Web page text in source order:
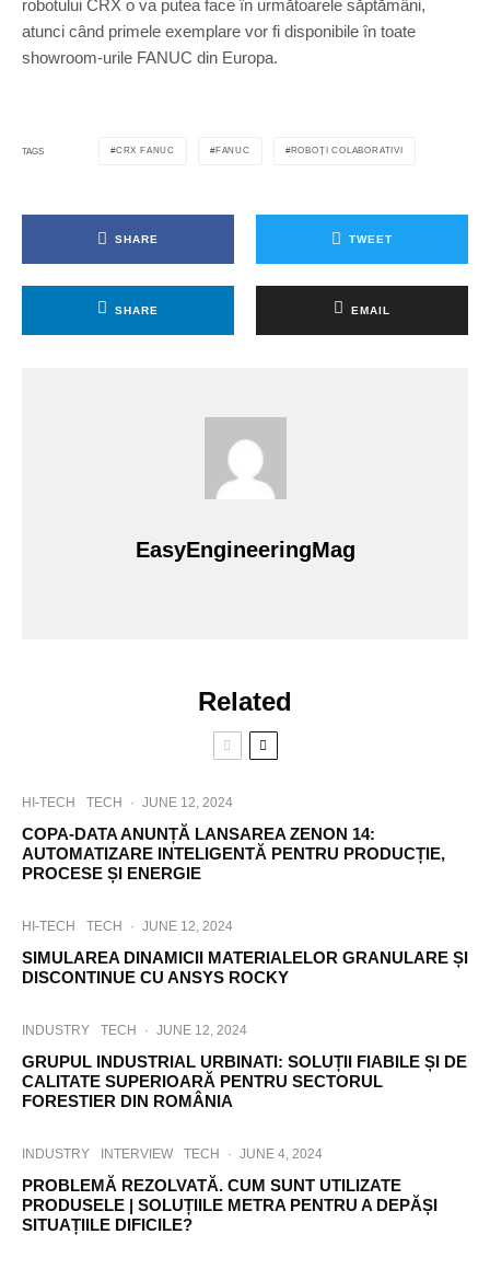
robotului CRX o va putea face în următoarele săptămâni,
atunci când primele exemplare vor fi disponibile în toate
showroom-urile FANUC din Europa.
TAGS CRX FANUC FANUC ROBOȚI COLABORATIVI
SHARE TWEET
SHARE EMAIL
EasyEngineeringMag
Related
HI-TECH TECH · JUNE 12, 2024
COPA-DATA ANUNȚĂ LANSAREA ZENON 14:
AUTOMATIZARE INTELIGENTĂ PENTRU PRODUCȚIE,
PROCESE ȘI ENERGIE
HI-TECH TECH · JUNE 12, 2024
SIMULAREA DINAMICII MATERIALELOR GRANULARE ȘI
DISCONTINUE CU ANSYS ROCKY
INDUSTRY TECH · JUNE 12, 2024
GRUPUL INDUSTRIAL URBINATI: SOLUȚII FIABILE ȘI DE
CALITATE SUPERIOARĂ PENTRU SECTORUL
FORESTIER DIN ROMÂNIA
INDUSTRY INTERVIEW TECH · JUNE 4, 2024
PROBLEMĂ REZOLVATĂ. CUM SUNT UTILIZATE
PRODUSELE | SOLUȚIILE METRA PENTRU A DEPĂȘI
SITUAȚIILE DIFICILE?